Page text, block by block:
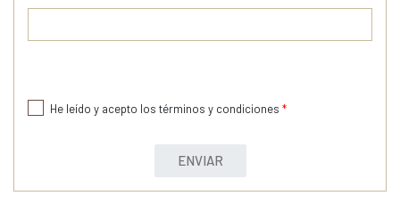
He leído y acepto los términos y condiciones *
ENVIAR